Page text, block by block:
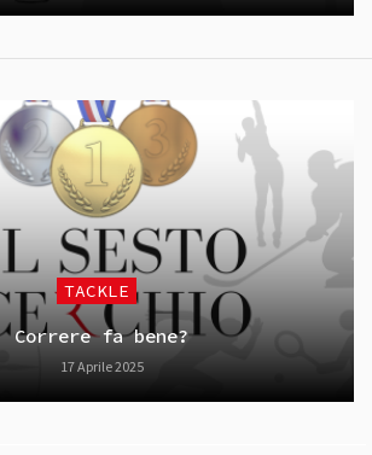
TACKLE
Correre fa bene?
17 Aprile 2025